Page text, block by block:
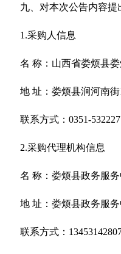
九、对本次公告内容
1.采购人信息
名 称：山西省娄烦县
地 址：娄烦县涧河南街
联系方式：0351-
2.采购代理机构信息
名 称：娄烦县政务服
地 址：娄烦县政务服
联系方式：